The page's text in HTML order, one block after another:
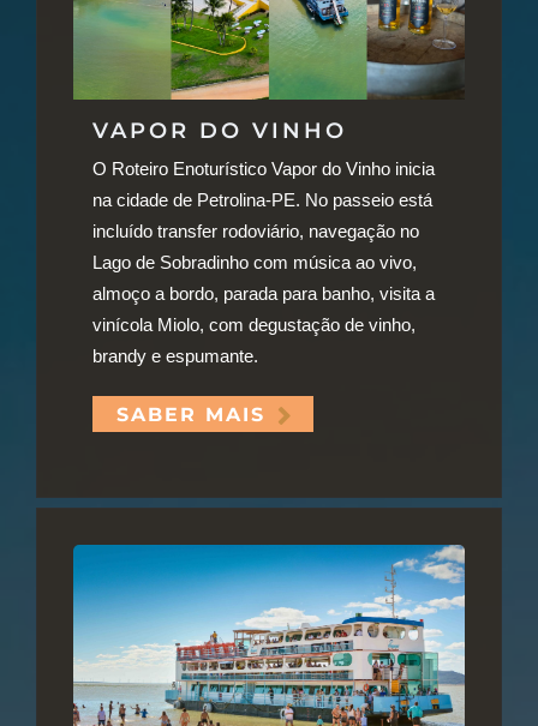
VAPOR DO VINHO
O Roteiro Enoturístico Vapor do Vinho inicia
na cidade de Petrolina-PE. No passeio está
incluído transfer rodoviário, navegação no
Lago de Sobradinho com música ao vivo,
almoço a bordo, parada para banho, visita a
vinícola Miolo, com degustação de vinho,
brandy e espumante.
SABER MAIS